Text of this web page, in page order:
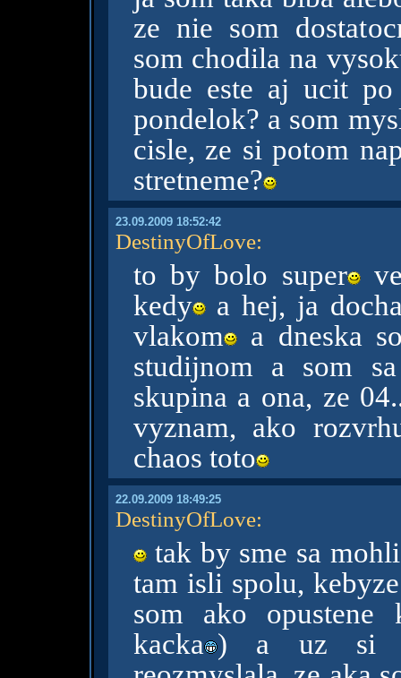
ze nie som
som chodila na
bude este aj ucit
pondelok? a som
cisle, ze si potom
stretneme?
23.09.2009 18:52:42
DestinyOfLove:
to by bolo super
kedy a hej, ja
vlakom a dneska
studijnom a som
skupina a ona, ze
vyznam, ako
chaos toto
22.09.2009 18:49:25
DestinyOfLove:
tak by sme sa
tam isli spolu,
som ako opustene
kacka ) a uz si si